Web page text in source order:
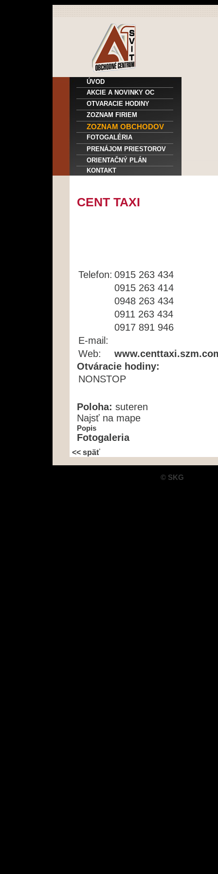
ÚVOD
AKCIE A NOVINKY OC
OTVARACIE HODINY
ZOZNAM FIRIEM
ZOZNAM OBCHODOV
FOTOGALÉRIA
PRENÁJOM PRIESTOROV
ORIENTAČNÝ PLÁN
KONTAKT
CENT TAXI
Telefon: 0915 263 434
0915 263 414
0948 263 434
0911 263 434
0917 891 946
E-mail:
Web:
Otváracie hodiny:
NONSTOP
Poloha: suteren
Najsť na mape
Popis
Fotogaleria
<< späť
© SKG